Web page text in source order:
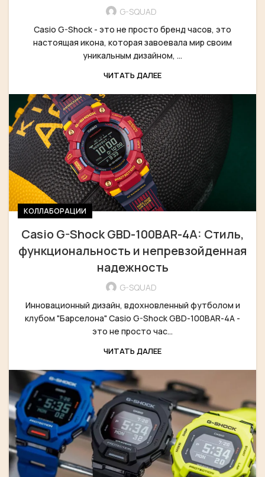
G-SQUAD
Casio G-Shock - это не просто бренд часов, это
настоящая икона, которая завоевала мир своим
уникальным дизайном, ...
ЧИТАТЬ ДАЛЕЕ
КОЛЛАБОРАЦИИ
Casio G-Shock GBD-100BAR-4A: Стиль,
функциональность и непревзойденная
надежность
G-SQUAD
Инновационный дизайн, вдохновленный футболом и
клубом "Барселона" Casio G-Shock GBD-100BAR-4A -
это не просто час...
ЧИТАТЬ ДАЛЕЕ